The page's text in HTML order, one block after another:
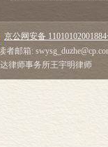
京公网安备
者邮箱:
律师事务所王宇明律师